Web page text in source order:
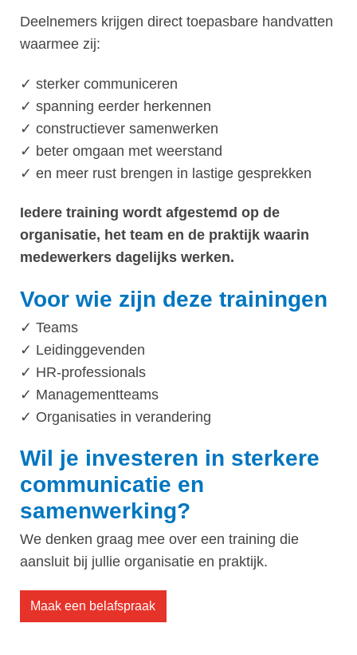
Deelnemers krijgen direct toepasbare handvatten
waarmee zij:
✓ sterker communiceren
✓ spanning eerder herkennen
✓ constructiever samenwerken
​✓ beter omgaan met weerstand
​✓ en meer rust brengen in lastige gesprekken
Iedere training wordt afgestemd op de
organisatie, het team en de praktijk waarin
medewerkers dagelijks werken.
Voor wie zijn deze trainingen
✓ Teams
✓ Leidinggevenden
✓ HR-professionals
✓ Managementteams
✓ Organisaties in verandering
Wil je investeren in sterkere
communicatie en
samenwerking?
We denken graag mee over een training die
aansluit bij jullie organisatie en praktijk.
Maak een belafspraak